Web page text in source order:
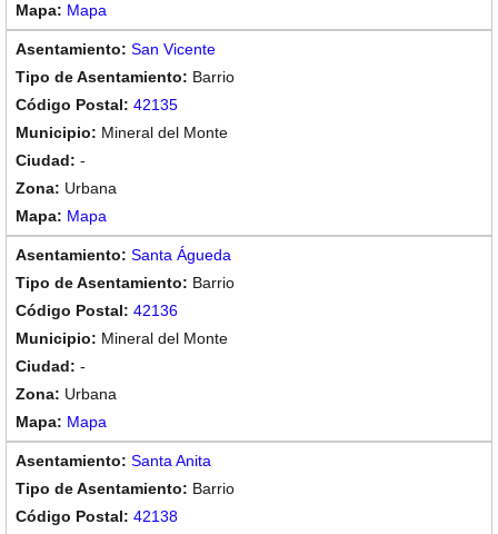
Mapa
San Vicente
Barrio
42135
Mineral del Monte
-
Urbana
Mapa
Santa Águeda
Barrio
42136
Mineral del Monte
-
Urbana
Mapa
Santa Anita
Barrio
42138